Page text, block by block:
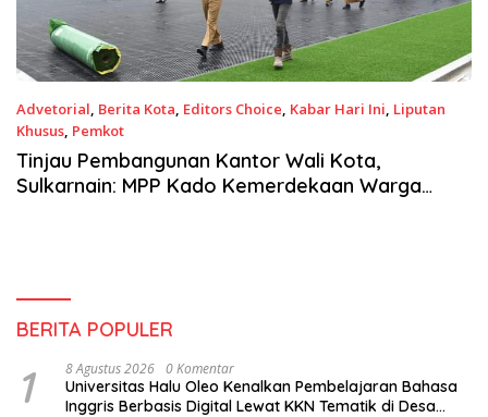
Advetorial Berita Kota Editors Choice Kabar Hari Ini Liputan
Khusus Pemkot
28 Juni 2022
Tinjau Pembangunan Kantor Wali Kota,
Sulkarnain: MPP Kado Kemerdekaan Warga
BERITA POPULER
1 8 Agustus 2026 0 Komentar
Universitas Halu Oleo Kenalkan Pembelajaran Bahasa
Inggris Berbasis Digital Lewat KKN Tematik di Desa